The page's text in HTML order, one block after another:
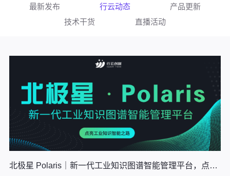
最新发布 行云动态
产品更新
技术干货
直播活动
北极星 Polaris｜新一代工业知识图谱智能管理平台，点亮工业知识智能之路